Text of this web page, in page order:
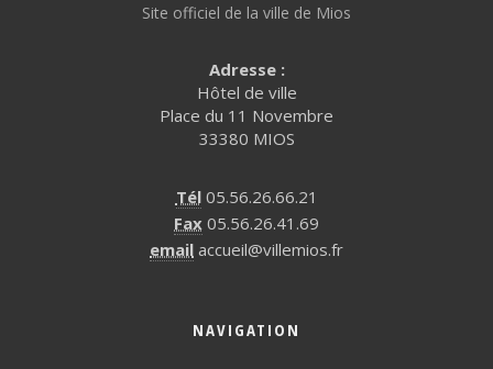
Site officiel de la ville de Mios
Adresse :
Hôtel de ville
Place du 11 Novembre
33380 MIOS
Tél05.56.26.66.21
Fax 05.56.26.41.69
email accueil@villemios.fr
NAVIGATION